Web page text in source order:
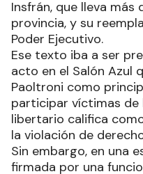
Insfrán, que lleva
provincia, y su
Poder Ejecutivo.
Ese texto iba a ser
acto en el Salón Azul
Paoltroni como
participar víctimas de
libertario califica
la violación de
Sin embargo, en una
firmada por una